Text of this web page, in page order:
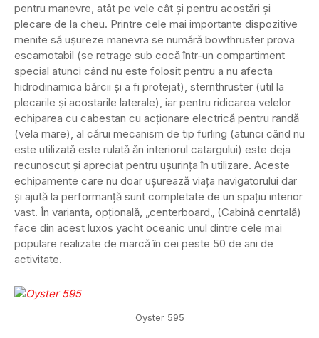
pentru manevre, atât pe vele cât și pentru acostări și
plecare de la cheu. Printre cele mai importante dispozitive
menite să ușureze manevra se numără bowthruster prova
escamotabil (se retrage sub cocă într-un compartiment
special atunci când nu este folosit pentru a nu afecta
hidrodinamica bărcii și a fi protejat), sternthruster (util la
plecarile și acostarile laterale), iar pentru ridicarea velelor
echiparea cu cabestan cu acționare electrică pentru randă
(vela mare), al cărui mecanism de tip furling (atunci când nu
este utilizată este rulată ăn interiorul catargului) este deja
recunoscut și apreciat pentru ușurința în utilizare. Aceste
echipamente care nu doar ușurează viața navigatorului dar
și ajută la performanță sunt completate de un spațiu interior
vast. În varianta, opțională, „centerboard„ (Cabină cenrtală)
face din acest luxos yacht oceanic unul dintre cele mai
populare realizate de marcă în cei peste 50 de ani de
activitate.
Oyster 595